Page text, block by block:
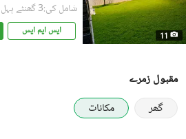
11
شامل کی:3 گھنٹے پہل
ایس ایم ایس
مقبول زمرے
گھر
مکانات